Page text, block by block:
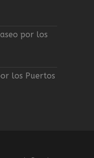
por los
los Puertos